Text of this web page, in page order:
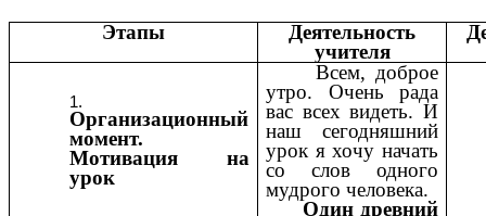
Этапы
Деятельность
учителя
Организационный
момент.
Мотивация на
урок
Всем, доброе
утро. Очень рада
вас всех видеть. И
наш сегодняшний
урок я хочу начать
со слов одного
мудрого человека.
Один древний